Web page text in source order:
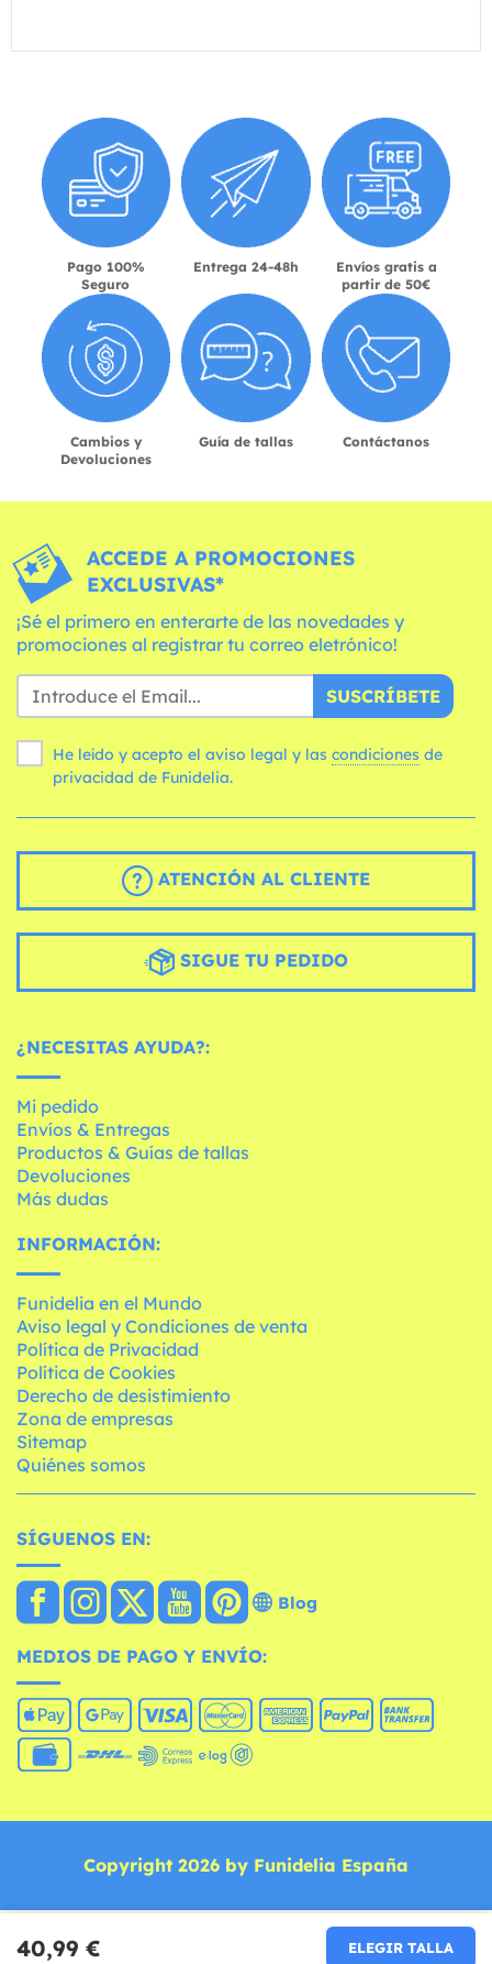
40,99 € ELEGIR TALLA
Pago 100%
Seguro
Entrega 24-48h
Envíos gratis a
partir de 50€
Cambios y
Devoluciones
Guía de tallas Contáctanos
ACCEDE A PROMOCIONES
EXCLUSIVAS*
¡Sé el primero en enterarte de las novedades y
promociones al registrar tu correo eletrónico!
SUSCRÍBETE
He leído y acepto el aviso legal y las condiciones
privacidad de Funidelia.
ATENCIÓN AL CLIENTE
SIGUE TU PEDIDO
¿NECESITAS AYUDA?:
Mi pedido
Envíos & Entregas
Productos & Guías de tallas
Devoluciones
Más dudas
INFORMACIÓN:
Funidelia en el Mundo
Aviso legal y Condiciones de venta
Política de Privacidad
Política de Cookies
Derecho de desistimiento
Zona de empresas
Sitemap
Quiénes somos
SÍGUENOS EN:
Blog
MEDIOS DE PAGO Y ENVÍO:
Copyright 2026 by Funidelia España